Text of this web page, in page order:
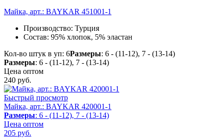
Майка, арт.: BAYKAR 451001-1
Производство: Турция
Состав: 95% хлопок, 5% эластан
Кол-во штук в уп: 6Размеры: 6 - (11-12), 7 - (13-14)
Размеры: 6 - (11-12), 7 - (13-14)
Цена оптом
240 руб.
Быстрый просмотр
Майка, арт.: BAYKAR 420001-1
Размеры: 6 - (11-12), 7 - (13-14)
Цена оптом
205 руб.